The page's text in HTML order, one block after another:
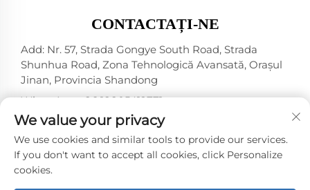
CONTACTAȚI-NE
Add: Nr. 57, Strada Gongye South Road, Strada
Shunhua Road, Zona Tehnologică Avansată, Orașul
Jinan, Provincia Shandong
WhatsApp:+86 18805412771
+1（314）5989651
E-mail:[email protected]
We value your privacy
We use cookies and similar tools to provide our services.
If you don't want to accept all cookies, click Personalize
cookies.